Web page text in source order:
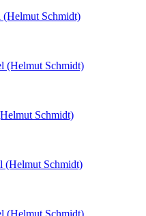
Schmidt)
(Helmut Schmidt)
Schmidt)
(Helmut Schmidt)